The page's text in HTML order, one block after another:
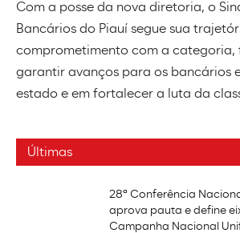
Com a posse da nova diretoria, o
Bancários do Piauí segue sua
comprometimento com a categoria,
garantir avanços para os bancários
estado e em fortalecer a luta da
Últimas
28ª Conferência
aprova pauta e define
Campanha Nacional